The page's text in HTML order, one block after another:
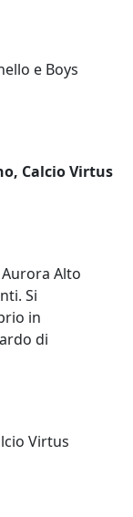
e Boys
Calcio Virtus
Alto
Si
in
di
Virtus